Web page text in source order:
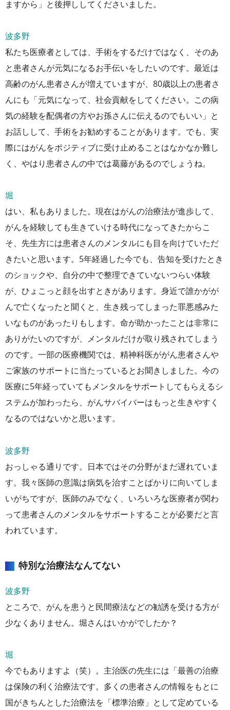
ますから」と後押ししてくださいました。
波多野
私たち医療者としては、手術をするだけではなく、そのあ
と患者さんが元気になるお手伝いをしたいのです。最近は
高齢のがん患者さんが増えていますが、80歳以上の患者さ
んにも「元気になって、社会貢献をしてください。この病
気の経験を配偶者の方やお孫さんに伝えるのでもいい」と
お話しして、手術をお勧めすることがあります。でも、実
際にはがんをポジティブに受け止めることはなかなか難し
く、やはり患者さんの中では葛藤があるのでしょうね。
堀
はい、私もありました。現在はがんの治療法が進歩して、
がんを経験しても生きていける時代になってきたからこ
そ、先生方には患者さんのメンタルにも目を向けていただ
きたいと思います。5年経過した今でも、告知を受けたとき
のショックや、自分の中で整理できていないつらい体験
が、ひょこっと顔を出すときがあります。身近で誰かがが
んで亡くなったと聞くと、生き残ってしまった罪悪感みた
いなものがあったりもします。命が助かったことは非常に
ありがたいのですが、メンタルだけが取り残されてしまう
のです。一部の医療機関では、精神科医ががん患者さんや
ご家族のサポートに当たっているとお聞きしました。今の
医療に5年経っていてもメンタルをサポートしてもらえるシ
ステムが加わったら、がんサバイバーはもっと生きやすく
なるのではないかと思います。
波多野
おっしゃる通りです。日本ではその分野がまだ遅れていま
す。我々医師の意識は病気を治すことばかりに向いてしま
いがちですが、医師のみでなく、いろいろな医療者が関わ
って患者さんのメンタルをサポートすることが必要だと言
われています。
特別な治療法なんてない
波多野
ところで、がんを患うと民間療法などの勧誘を受ける方が
少なくありません。堀さんはいかがでしたか？
堀
今でもありますよ（笑）。主治医の先生には「最善の治療
は保険の利く治療法です。多くの患者さんの情報をもとに
国がきちんとした治療法を「標準治療」として定めている